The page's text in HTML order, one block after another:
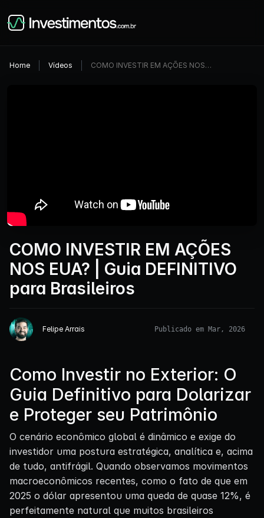
Home Vídeos COMO INVESTIR EM AÇÕES NOS…
COMO INVESTIR EM AÇÕES
NOS EUA? | Guia DEFINITIVO
para Brasileiros
Felipe Arrais Publicado em Mar, 2026
Como Investir no Exterior: O
Guia Definitivo para Dolarizar
e Proteger seu Patrimônio
O cenário econômico global é dinâmico e exige do
investidor uma postura estratégica, analítica e, acima
de tudo, antifrágil. Quando observamos movimentos
macroeconômicos recentes, como o fato de que em
2025 o dólar apresentou uma queda de quase 12%, é
perfeitamente natural que muitos brasileiros